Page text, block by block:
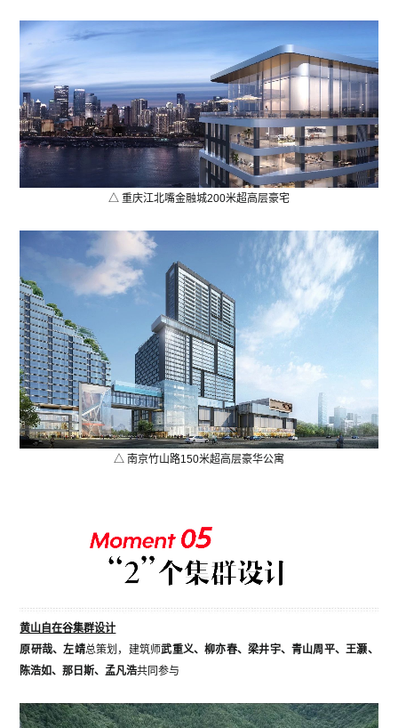
△ 重庆江北嘴金融城200米超高层豪宅
△ 南京竹山路150米超高层豪华公寓
黄山自在谷集群设计
原研哉、左靖总策划，建筑师武重义、柳亦春、梁井宇、青山周平、王灏、
陈浩如、那日斯、孟凡浩共同参与